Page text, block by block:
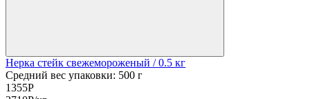
Нерка стейк свежемороженый / 0.5 кг
Средний вес упаковки: 500 г
1355Р